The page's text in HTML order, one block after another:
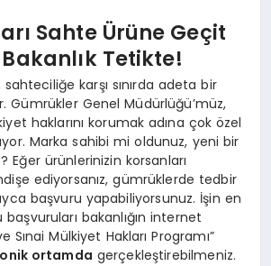
Sahte Ürüne Geçit
Tetikte!
sahteciliğe karşı sınırda adeta bir
Gümrükler Genel Müdürlüğü’müz,
haklarını korumak adına çok özel
Marka sahibi mi oldunuz, yeni bir
Eğer ürünlerinizin korsanları
ediyorsanız, gümrüklerde tedbir
başvuru yapabiliyorsunuz. İşin en
başvuruları bakanlığın internet
Sınai Mülkiyet Hakları Programı”
ortamda gerçekleştirebilmeniz.